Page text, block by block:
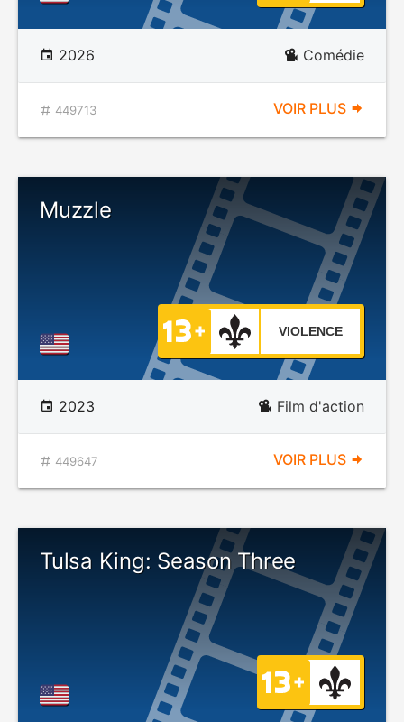
2026 Comédie
449713 VOIR PLUS
Muzzle
VIOLENCE
2023 Film d'action
449647 VOIR PLUS
Tulsa King: Season Three